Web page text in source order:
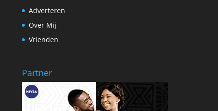
Adverteren
Over Mij
Vrienden
Partner